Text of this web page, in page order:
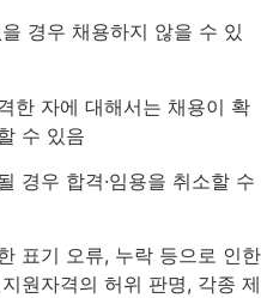
경우 채용하지 않을 수 있
한 자에 대해서는 채용이 확
수 있음
경우 합격·임용을 취소할 수
표기 오류, 누락 등으로 인한
원자격의 허위 판명, 각종 제